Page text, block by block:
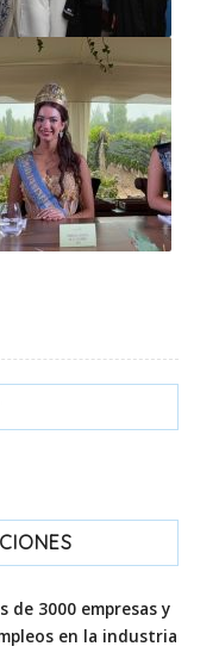
de 3000 empresas y
en la industria